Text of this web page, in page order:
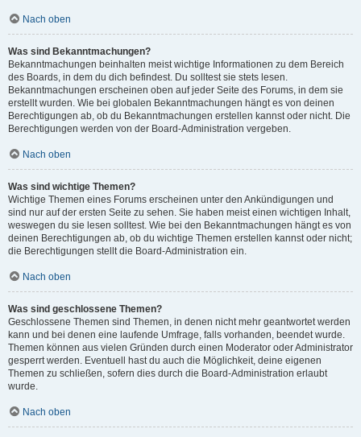
Nach oben
Was sind Bekanntmachungen?
Bekanntmachungen beinhalten meist wichtige Informationen zu dem Bereich
des Boards, in dem du dich befindest. Du solltest sie stets lesen.
Bekanntmachungen erscheinen oben auf jeder Seite des Forums, in dem sie
erstellt wurden. Wie bei globalen Bekanntmachungen hängt es von deinen
Berechtigungen ab, ob du Bekanntmachungen erstellen kannst oder nicht. Die
Berechtigungen werden von der Board-Administration vergeben.
Nach oben
Was sind wichtige Themen?
Wichtige Themen eines Forums erscheinen unter den Ankündigungen und
sind nur auf der ersten Seite zu sehen. Sie haben meist einen wichtigen Inhalt,
weswegen du sie lesen solltest. Wie bei den Bekanntmachungen hängt es von
deinen Berechtigungen ab, ob du wichtige Themen erstellen kannst oder nicht;
die Berechtigungen stellt die Board-Administration ein.
Nach oben
Was sind geschlossene Themen?
Geschlossene Themen sind Themen, in denen nicht mehr geantwortet werden
kann und bei denen eine laufende Umfrage, falls vorhanden, beendet wurde.
Themen können aus vielen Gründen durch einen Moderator oder Administrator
gesperrt werden. Eventuell hast du auch die Möglichkeit, deine eigenen
Themen zu schließen, sofern dies durch die Board-Administration erlaubt
wurde.
Nach oben